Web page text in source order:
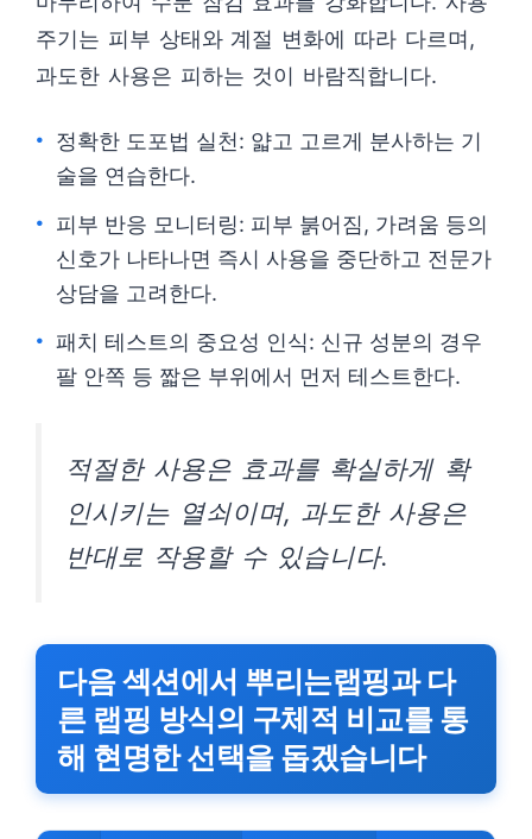
주기는 피부 상태와 계절 변화에 따라 다르며,
과도한 사용은 피하는 것이 바람직합니다.
정확한 도포법 실천: 얇고 고르게 분사하는 기
술을 연습한다.
피부 반응 모니터링: 피부 붉어짐, 가려움 등의
신호가 나타나면 즉시 사용을 중단하고 전문가
상담을 고려한다.
패치 테스트의 중요성 인식: 신규 성분의 경우
팔 안쪽 등 짧은 부위에서 먼저 테스트한다.
적절한 사용은 효과를 확실하게 확
인시키는 열쇠이며, 과도한 사용은
반대로 작용할 수 있습니다.
다음 섹션에서 뿌리는랩핑과 다
른 랩핑 방식의 구체적 비교를 통
해 현명한 선택을 돕겠습니다